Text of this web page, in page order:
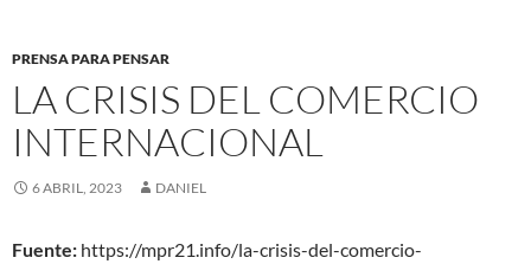
PRENSA PARA PENSAR
LA CRISIS DEL COMERCIO
INTERNACIONAL
6 ABRIL, 2023 DANIEL
Fuente: https://mpr21.info/la-crisis-del-comercio-